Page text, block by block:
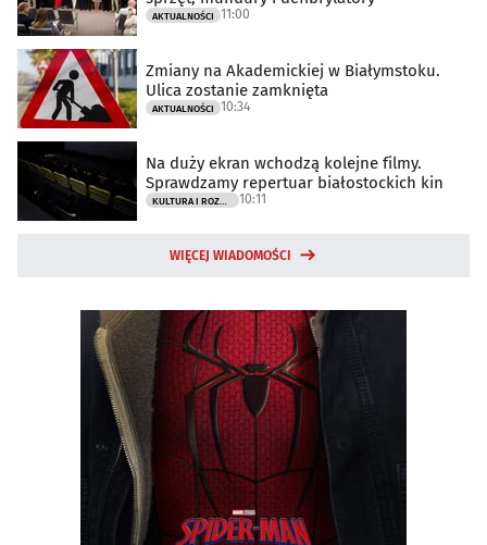
AKTUALNOŚCI 11:00
Zmiany na Akademickiej w Białymstoku.
Ulica zostanie zamknięta
AKTUALNOŚCI 10:34
Na duży ekran wchodzą kolejne filmy.
Sprawdzamy repertuar białostockich kin
KULTURA I ROZRYWKA 10:11
WIĘCEJ WIADOMOŚCI